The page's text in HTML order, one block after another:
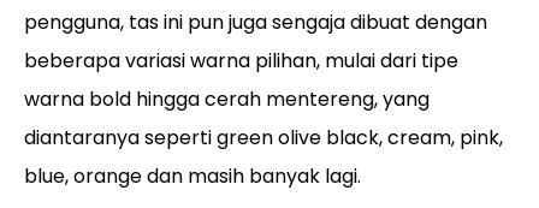
pengguna, tas ini pun juga sengaja dibuat dengan
beberapa variasi warna pilihan, mulai dari tipe
warna bold hingga cerah mentereng, yang
diantaranya seperti green olive black, cream, pink,
blue, orange dan masih banyak lagi.